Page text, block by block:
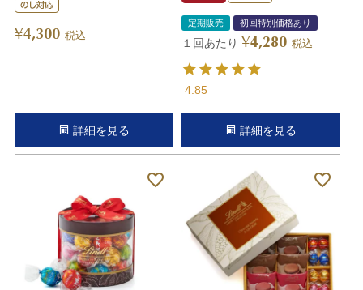
¥4,300 税込
詳細を見る
定期販売 初回特別価格あり
１回あたり ¥4,280 税込
4.85
詳細を見る